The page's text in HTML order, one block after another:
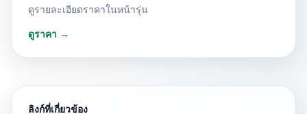
ดูรายละเอียดราคาในหน้ารุ่น
ดูราคา →
ลิงก์ที่เกี่ยวข้อง